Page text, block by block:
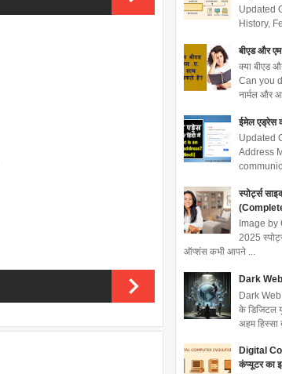
Updated
History,
बीएड और
क्या बीएड
Can you
नार्मल और
ईमेल एड्रेस
Updated
Address
स्पोर्ट्स
Image
2025
ऑप्शंस कभी आपने ...
Dark Web
Dark Web
के डिजिटल
अहम हिस्सा
Digital
कंप्यूटर का